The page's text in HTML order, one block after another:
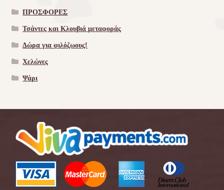
ΠΡΟΣΦΟΡΕΣ
Τσάντες και Κλουβιά μεταφοράς
Δώρα για φιλόζωους!
Χελώνες
Ψάρι